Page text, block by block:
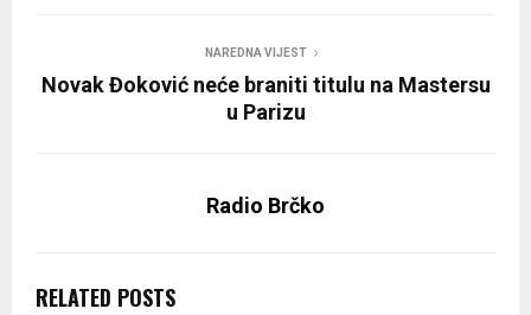
NAREDNA VIJEST
Novak Đoković neće braniti titulu na Mastersu
u Parizu
Radio Brčko
RELATED POSTS